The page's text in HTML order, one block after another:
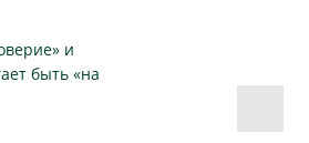
и
быть «на